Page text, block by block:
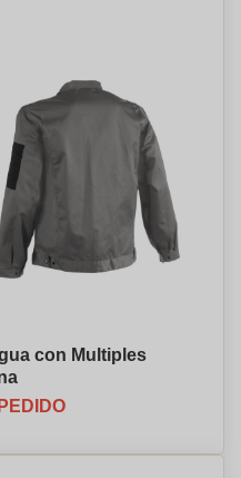
con Multiples